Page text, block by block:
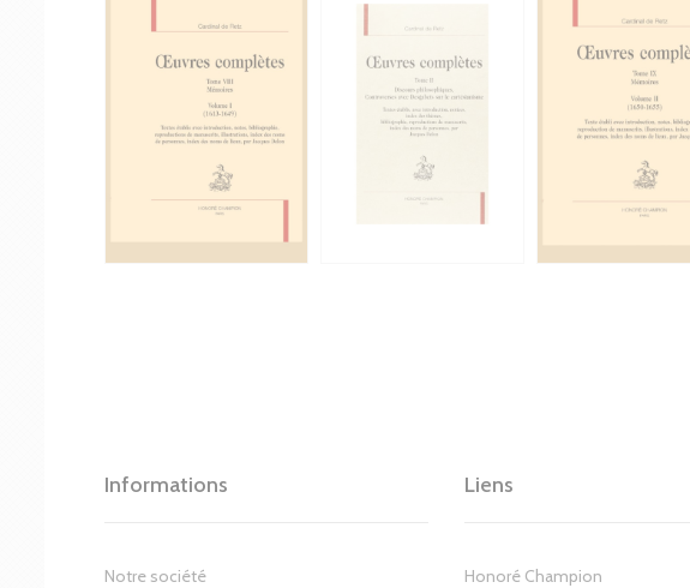
Informations
Notre société
Liens
Honoré Champion